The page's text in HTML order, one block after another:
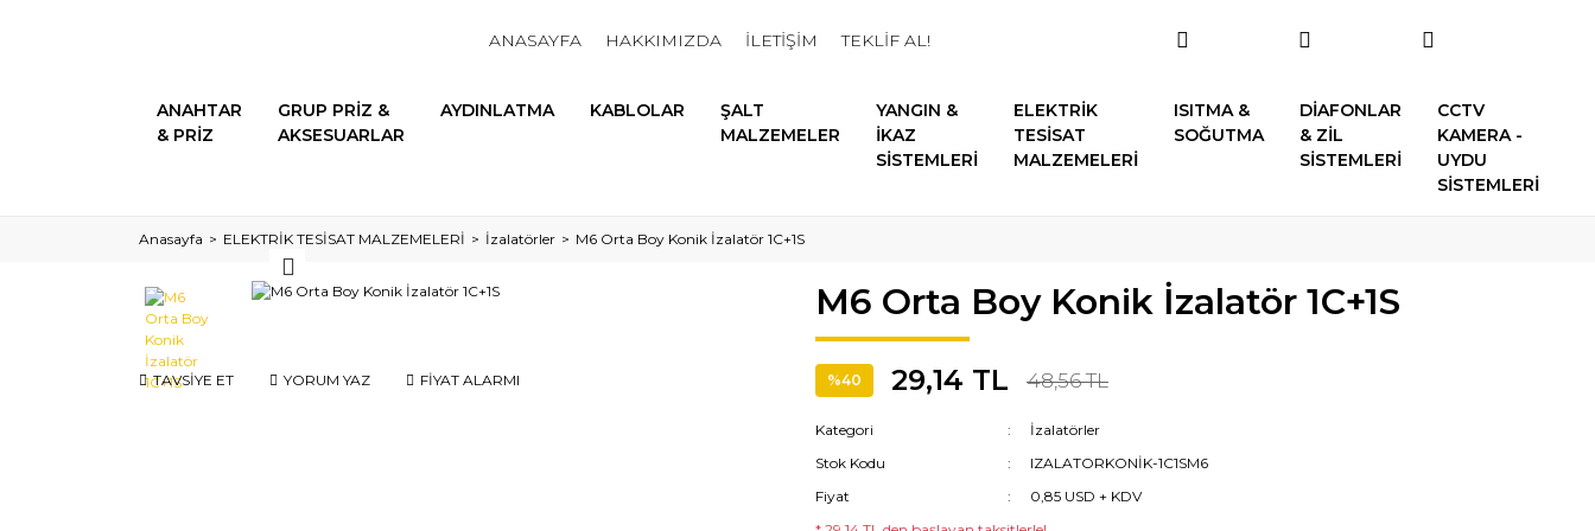
ANASAYFA HAKKIMIZDA İLETİŞİM TEKLİF AL!
ANAHTAR
& PRİZ
GRUP PRİZ &
AKSESUARLAR
AYDINLATMA KABLOLAR
ŞALT
MALZEMELER
YANGIN &
İKAZ
SİSTEMLERİ
ELEKTRİK
TESİSAT
MALZEMELERİ
ISITMA &
SOĞUTMA
DİAFONLAR
& ZİL
SİSTEMLERİ
CCTV
KAMERA -
UYDU
SİSTEMLERİ
Anasayfa ELEKTRİK TESİSAT MALZEMELERİ İzalatörler M6 Orta Boy Konik İzalatör 1C+1S
TAVSİYE ET YORUM YAZ FİYAT ALARMI
M6 Orta Boy Konik İzalatör 1C+1S
%40 29,14 TL 48,56 TL
Kategori
İzalatörler
Stok Kodu
IZALATORKONİK-1C1SM6
Fiyat
0,85 USD + KDV